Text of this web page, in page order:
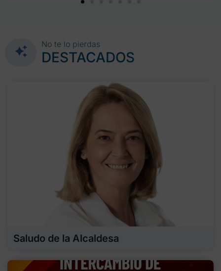
No te lo pierdas
DESTACADOS
Saludo de la Alcaldesa